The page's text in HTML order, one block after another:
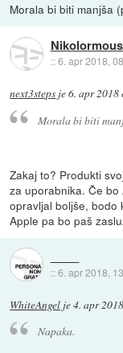
Morala bi biti manjša
::6. apr 2018,
next3steps je6. apr 2018
Morala bi biti
Zakaj to? Produkti
za uporabnika. Če
opravljal boljše, bodo
Apple pa bo paš
::6. apr 2018,
WhiteAngel je4. apr
Napaka.